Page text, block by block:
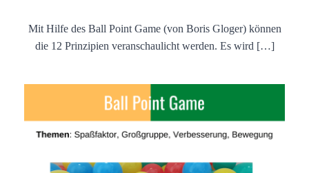
Mit Hilfe des Ball Point Game (von Boris Gloger) können
die 12 Prinzipien veranschaulicht werden. Es wird […]